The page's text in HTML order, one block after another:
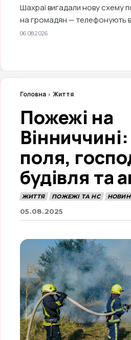
Шахраї вигадали нову схему
на громадян — телефонують
06.08.2026